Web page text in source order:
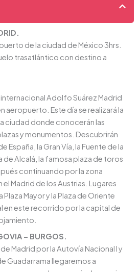
de la ciudad de México 3hrs.
trasatlántico con destino a
Adolfo Suárez Madrid
aeropuerto. Este día se realizará la
ciudad donde conocerán las
y monumentos. Descubrirán
España, la Gran Vía, la Fuente de la
de Alcalá, la famosa plaza de toros
continuando por la zona
Madrid de los Austrias. Lugares
Mayor y la Plaza de Oriente
en este recorrido por la capital de
– BURGOS.
Madrid por la Autovía Nacional I y
Guadarrama llegaremos a